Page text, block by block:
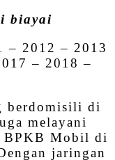
biayai
– 2012 – 2013
– 2018 –
berdomisili di
melayani
BPKB Mobil di
jaringan